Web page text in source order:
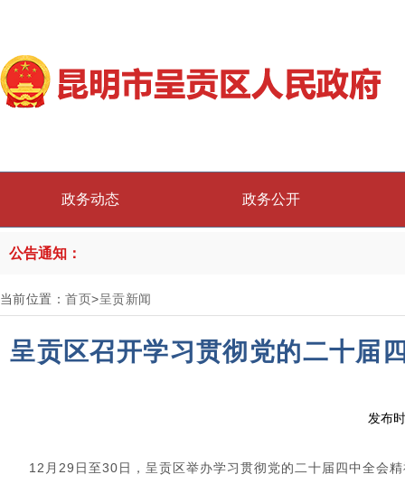
政务动态 政务公开
公告通知：
当前位置：首页>呈贡新闻
呈贡区召开学习贯彻党的二十届
发布
12月29日至30日，呈贡区举办学习贯彻党的二十届四中全会